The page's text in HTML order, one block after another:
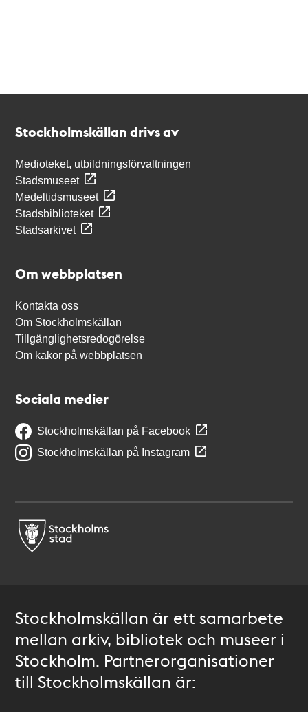
Stockholmskällan drivs av
Medioteket, utbildningsförvaltningen
Stadsmuseet
Medeltidsmuseet
Stadsbiblioteket
Stadsarkivet
Om webbplatsen
Kontakta oss
Om Stockholmskällan
Tillgänglighetsredogörelse
Om kakor på webbplatsen
Sociala medier
Stockholmskällan på Facebook
Stockholmskällan på Instagram
Stockholmskällan är ett samarbete
mellan arkiv, bibliotek och museer i
Stockholm. Partnerorganisationer
till Stockholmskällan är: